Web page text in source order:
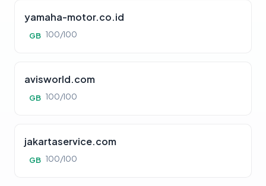
yamaha-motor.co.id
GB 100/100
avisworld.com
GB 100/100
jakartaservice.com
GB 100/100